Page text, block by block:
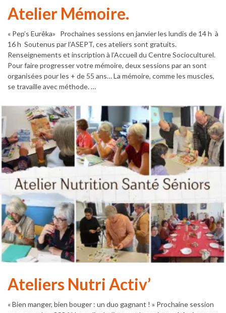
Atelier Mémoire.
« Pep’s Eurêka» Prochaines sessions en janvier les lundis de 14 h à
16 h Soutenus par l’ASEPT, ces ateliers sont gratuits.
Renseignements et inscription à l’Accueil du Centre Socioculturel.
Pour faire progresser votre mémoire, deux sessions par an sont
organisées pour les + de 55 ans… La mémoire, comme les muscles,
se travaille avec méthode. …
Ateliers Nutri Activ’
« Bien manger, bien bouger : un duo gagnant ! » Prochaine session